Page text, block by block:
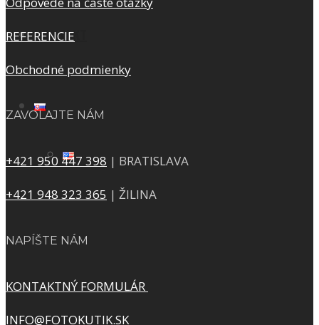
KONTAKT
REFERENCIE
Obchodné podmienky
ZAVOLAJTE NÁM
+421 950 447 398 | BRATISLAVA
+421 948 323 365 | ŽILINA
NAPÍŠTE NÁM
KONTAKTNÝ FORMULÁR
INFO@FOTOKUTIK.SK